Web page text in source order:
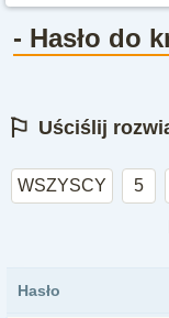
- Hasło do
⚐ Uściślij
WSZYSCY 5
Hasło